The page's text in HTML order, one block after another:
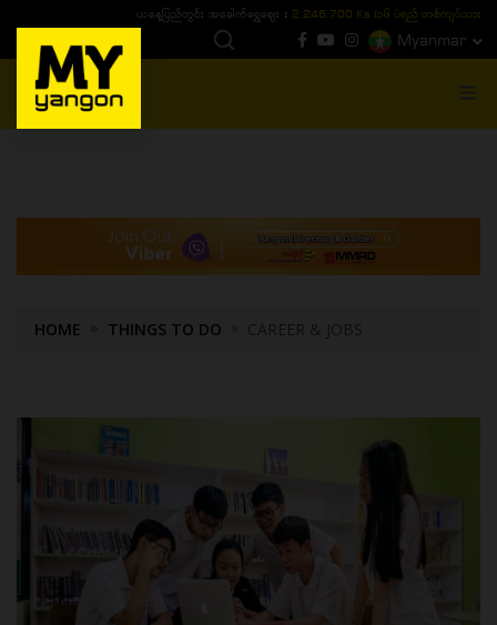
ယနေ့ပြည်တွင်း ၁၅ ပဲရည်ရွှေဈေး :3,770,000 - ပြင်ပပေါက်စျေး (၁၆ ပဲရည် တစ်ကျပ်
Myanmar
MENU
HOME THINGS TO DO CAREER & JOBS